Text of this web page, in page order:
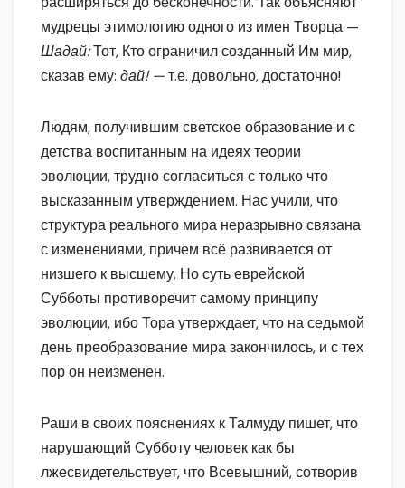
мудрецы этимологию одного из имен Творца —
Шадай:Тот, Кто ограничил созданный Им мир,
сказав ему: дай! —т.е. довольно, достаточно!
Людям, получившим светское образование и с
детства воспитанным на идеях теории
эволюции, трудно согласиться с только что
высказанным утверждением. Нас учили, что
структура реального мира неразрывно связана
с изменениями, причем всё развивается от
низшего к высшему. Но суть еврейской
Субботы противоречит самому принципу
эволюции, ибо Тора утверждает, что на седьмой
день преобразование мира закончилось, и с тех
пор он неизменен.
Раши в своих пояснениях к Талмуду пишет, что
нарушающий Субботу человек как бы
лжесвидетельствует, что Всевышний, сотворив